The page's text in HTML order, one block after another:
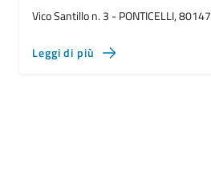
Vico Santillo n. 3 - PONTICELLI, 80147
Leggi di più